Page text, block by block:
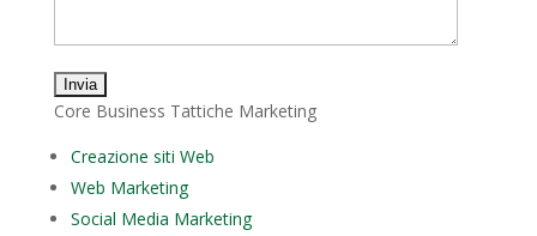
Core Business Tattiche Marketing
Creazione siti Web
Web Marketing
Social Media Marketing